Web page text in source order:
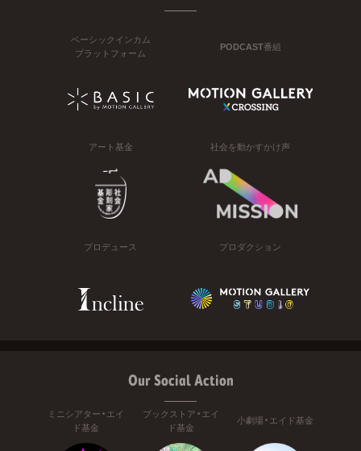
ベーシックインカム
プラットフォーム
PODCAST番組
アート基金 社会を動かすかけ声
プロデュース プロダクション
Our Social Action
ミニシアター・エイ
ド基金
ブックストア・エイ
ド基金
小劇場・エイド基金